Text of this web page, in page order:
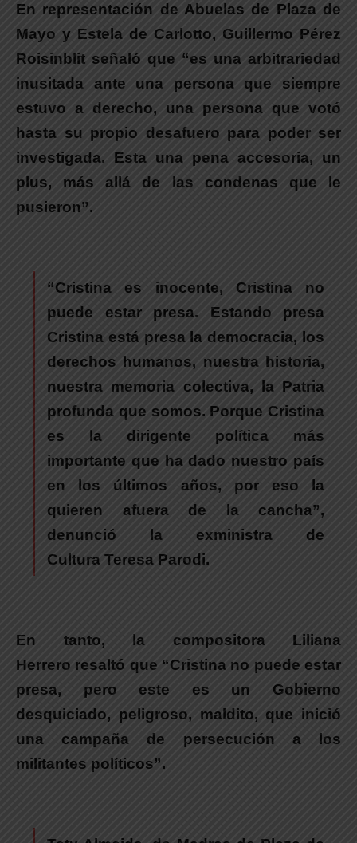
En representación de Abuelas de Plaza de
Mayo y Estela de Carlotto, Guillermo Pérez
Roisinblit señaló que “es una arbitrariedad
inusitada ante una persona que siempre
estuvo a derecho, una persona que votó
hasta su propio desafuero para poder ser
investigada. Esta una pena accesoria, un
plus, más allá de las condenas que le
pusieron”.
“Cristina es inocente, Cristina no
puede estar presa. Estando presa
Cristina está presa la democracia, los
derechos humanos, nuestra historia,
nuestra memoria colectiva, la Patria
profunda que somos. Porque Cristina
es la dirigente política más
importante que ha dado nuestro país
en los últimos años, por eso la
quieren afuera de la cancha”,
denunció la exministra de
Cultura Teresa Parodi.
En tanto, la compositora Liliana
Herrero resaltó que “Cristina no puede estar
presa, pero este es un Gobierno
desquiciado, peligroso, maldito, que inició
una campaña de persecución a los
militantes políticos”.